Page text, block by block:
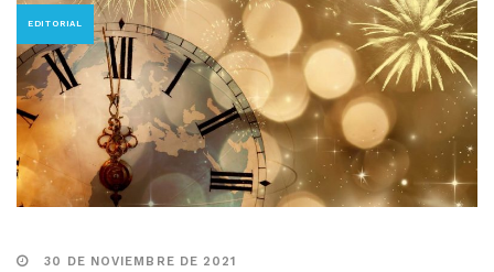
content
EDITORIAL
30 DE NOVIEMBRE DE 2021